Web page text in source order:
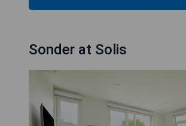
Sonder at Solis